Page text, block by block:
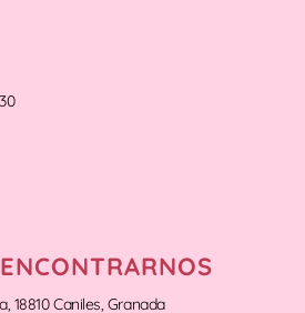
18810 Caniles, Granada